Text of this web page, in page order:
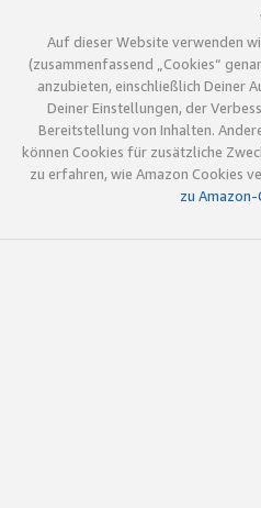
Auf dieser Website verwenden
(zusammenfassend „Cookies“
anzubieten, einschließlich Deiner
Deiner Einstellungen, der
Bereitstellung von Inhalten.
können Cookies für zusätzliche
zu erfahren, wie Amazon Cookies
zu Amazon-